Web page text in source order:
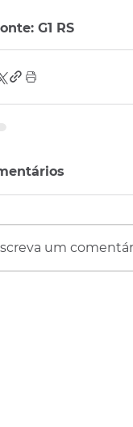
G1 RS
um